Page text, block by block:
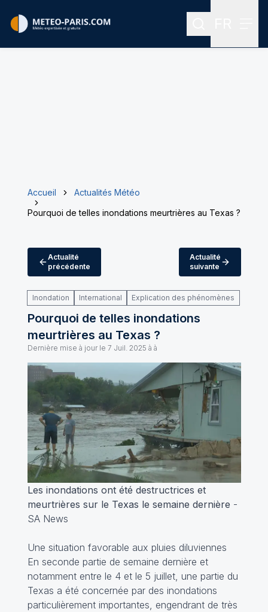
Rechercher
Accueil
Actualités Météo
Pourquoi de telles inondations meurtrières au Texas ?
Actualité
précédente
Actualité
suivante
Inondation International Explication des phénomènes
Pourquoi de telles inondations
meurtrières au Texas ?
Dernière mise à jour le 7 Juil. 2025 à à
Les inondations ont été destructrices et
meurtrières sur le Texas le semaine dernière -
SA News
Une situation favorable aux pluies diluviennes
En seconde partie de semaine dernière et
notamment entre le 4 et le 5 juillet, une partie du
Texas a été concernée par des inondations
particulièrement importantes, engendrant de très